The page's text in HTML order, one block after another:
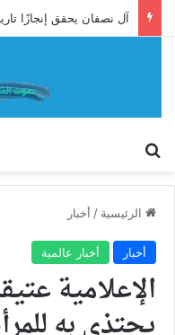
الرئيسية / أخبار
أخبار أخبار عالمية
الإعلامية